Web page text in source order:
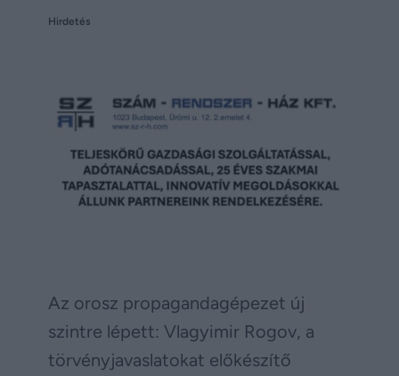
Hirdetés
Az orosz propagandagépezet új
szintre lépett: Vlagyimir Rogov, a
törvényjavaslatokat előkészítő